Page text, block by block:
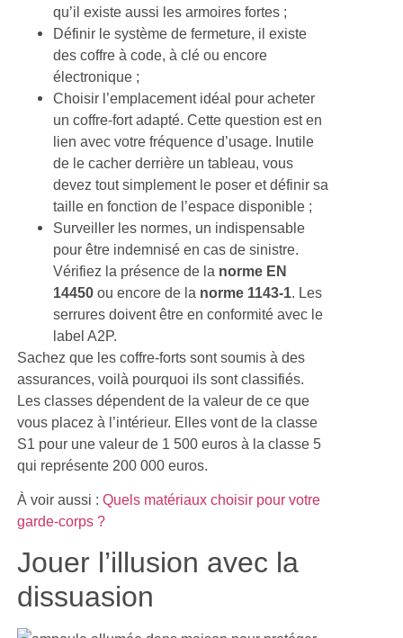
qu’il existe aussi les armoires fortes ;
Définir le système de fermeture, il existe
des coffre à code, à clé ou encore
électronique ;
Choisir l’emplacement idéal pour acheter
un coffre-fort adapté. Cette question est en
lien avec votre fréquence d’usage. Inutile
de le cacher derrière un tableau, vous
devez tout simplement le poser et définir sa
taille en fonction de l’espace disponible ;
Surveiller les normes, un indispensable
pour être indemnisé en cas de sinistre.
Vérifiez la présence de la norme EN
14450ou encore de la norme 1143-1. Les
serrures doivent être en conformité avec le
label A2P.
Sachez que les coffre-forts sont soumis à des
assurances, voilà pourquoi ils sont classifiés.
Les classes dépendent de la valeur de ce que
vous placez à l’intérieur. Elles vont de la classe
S1 pour une valeur de 1 500 euros à la classe 5
qui représente 200 000 euros.
À voir aussi :Quels matériaux choisir pour votre
garde-corps ?
Jouer l’illusion avec la
dissuasion